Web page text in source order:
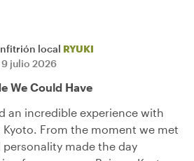
local RYUKI
9 julio 2026
We Could Have
an incredible experience with
Kyoto. From the moment we met
made the day